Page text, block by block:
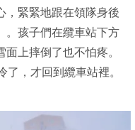
，緊緊地跟在領隊身後
。孩子們在纜車站下方
上摔倒了也不怕疼。
，才回到纜車站裡。